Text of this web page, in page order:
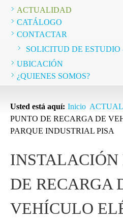
ACTUALIDAD
CATÁLOGO
CONTACTAR
SOLICITUD DE
UBICACIÓN
¿QUIENES SOMOS?
Usted está aquí: Inicio
PUNTO DE RECARGA DE
PARQUE INDUSTRIAL PISA
INSTALACIÓN
DE RECARGA
VEHÍCULO